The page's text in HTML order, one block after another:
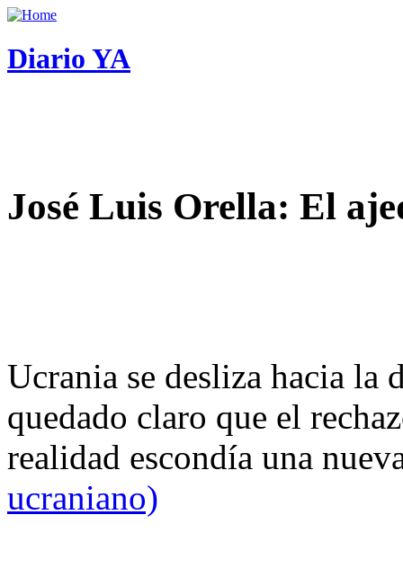
Diario YA
José Luis Orella: El
Ucrania se desliza hacia
quedado claro que el
realidad escondía una
ucraniano)